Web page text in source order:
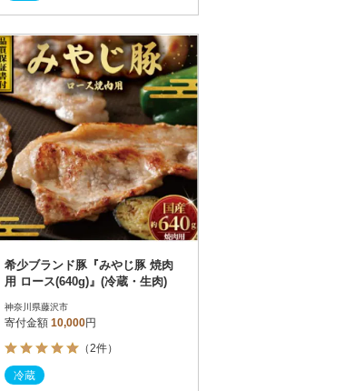
希少ブランド豚『みやじ豚 焼肉
用 ロース(640g)』(冷蔵・生肉)
神奈川県藤沢市
寄付金額 10,000円
（2件）
冷蔵